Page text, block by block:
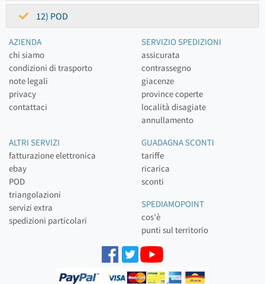
12) POD
AZIENDA
chi siamo
condizioni di trasporto
note legali
privacy
contattaci
SERVIZIO SPEDIZIONI
assicurata
contrassegno
giacenze
province coperte
località disagiate
annullamento
ALTRI SERVIZI
fatturazione elettronica
ebay
POD
triangolazioni
servizi extra
spedizioni particolari
GUADAGNA SCONTI
tariffe
ricarica
sconti
SPEDIAMOPOINT
cos'è
punti sul territorio